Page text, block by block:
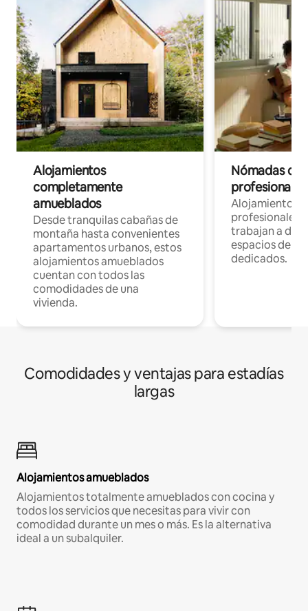
Alojamientos
completamente
amueblados
Desde tranquilas cabañas de
montaña hasta convenientes
apartamentos urbanos, estos
alojamientos amueblados
cuentan con todos las
comodidades de una
vivienda.
Nómadas
Alojamientos
profesionales
trabajan a
espacios de
dedicados.
Comodidades y ventajas para estadías
largas
Alojamientos amueblados
Alojamientos totalmente amueblados con cocina y
todos los servicios que necesitas para vivir con
comodidad durante un mes o más. Es la alternativa
ideal a un subalquiler.